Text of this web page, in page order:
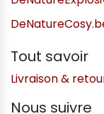
Tout savoir
Livraison &
Nous suivre